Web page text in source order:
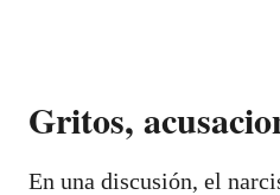
Gritos,
En una discusión, el